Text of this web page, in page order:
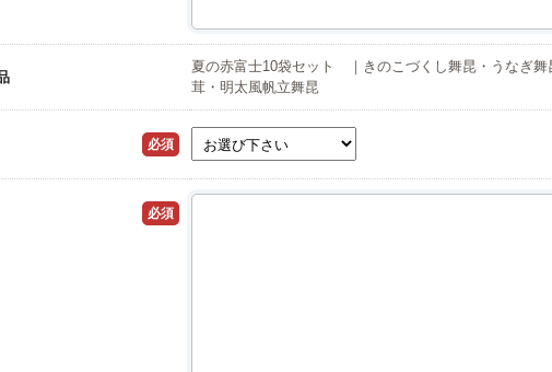
夏の赤富士10袋セット ｜きのこづくし舞昆・うなぎ舞
茸・明太風帆立舞昆
必須
必須